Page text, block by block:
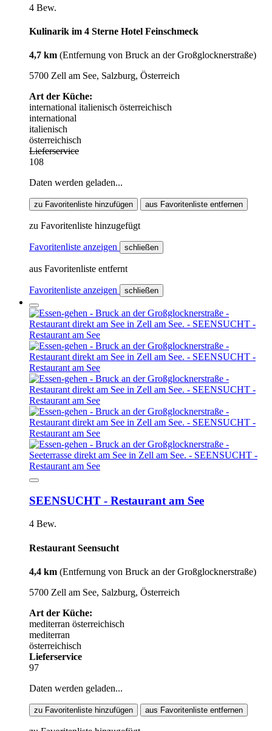
4 Bew.
Kulinarik im 4 Sterne Hotel Feinschmeck
4,7 km (Entfernung von Bruck an der Großglocknerstraße)
5700 Zell am See, Salzburg, Österreich
Art der Küche:
international italienisch österreichisch
international
italienisch
österreichisch
Lieferservice
108
Daten werden geladen...
zu Favoritenliste hinzufügen aus Favoritenliste entfernen
zu Favoritenliste hinzugefügt
Favoritenliste anzeigen schließen
aus Favoritenliste entfernt
Favoritenliste anzeigen schließen
SEENSUCHT - Restaurant am See
4 Bew.
Restaurant Seensucht
4,4 km (Entfernung von Bruck an der Großglocknerstraße)
5700 Zell am See, Salzburg, Österreich
Art der Küche:
mediterran österreichisch
mediterran
österreichisch
Lieferservice
97
Daten werden geladen...
zu Favoritenliste hinzufügen aus Favoritenliste entfernen